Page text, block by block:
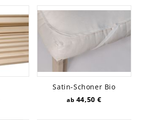
Satin-Schoner Bio
44,50 €